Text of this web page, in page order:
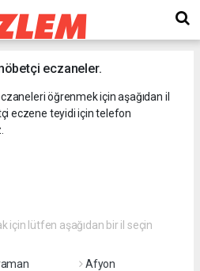
eczaneler.
öğrenmek için aşağıdan il
eczene teyidi için telefon
için lütfen aşağıdan bir il seçin
Afyon